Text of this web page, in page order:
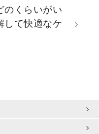
のくらいがい
して快適なケ